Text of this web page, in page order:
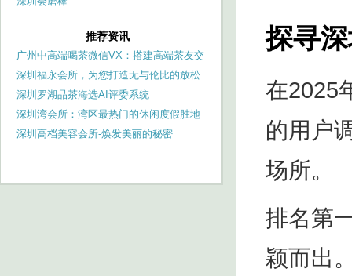
探寻
在2025
的用户
场所。
排名第
颖而出
推荐资讯
广州中高端喝茶微信VX：搭建高端茶友交
流桥梁
深圳福永会所，为您打造无与伦比的放松
时光
深圳罗湖品茶海选AI评委系统
深圳湾会所：湾区最热门的休闲度假胜地
深圳高档美容会所-焕发美丽的秘密